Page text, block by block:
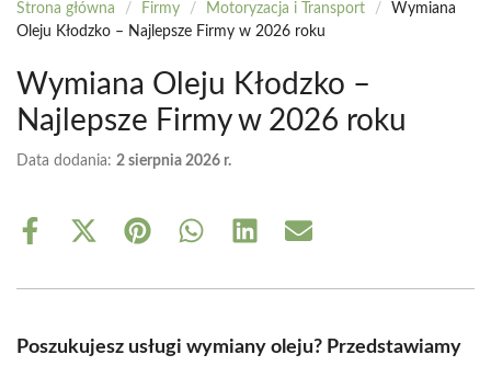
Strona główna / Firmy / Motoryzacja i Transport /
Wymiana
Oleju Kłodzko – Najlepsze Firmy w 2026 roku
Wymiana Oleju Kłodzko –
Najlepsze Firmy w 2026 roku
Data dodania: 2 sierpnia 2026 r.
Share
Share
(Twitter)
Share Share Share Share
Poszukujesz usługi wymiany oleju? Przedstawiamy